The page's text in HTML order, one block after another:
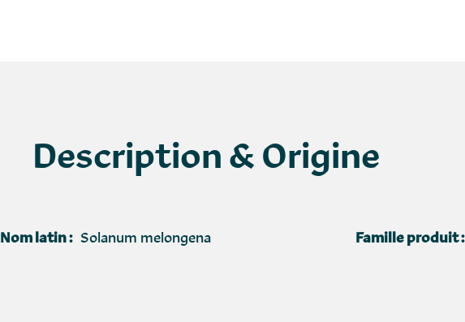
Description & Origine
Nom latin : Solanum melongena Famille produit :